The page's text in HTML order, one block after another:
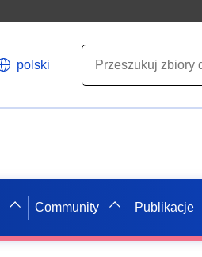
polski
Community Publikacje